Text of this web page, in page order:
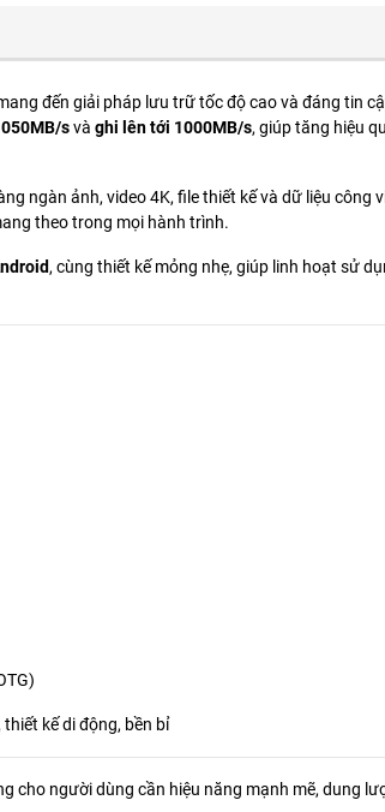
đến giải pháp lưu trữ tốc độ cao và đáng tin
svà ghi lên tới 1000MB/s, giúp tăng hiệu
ngàn ảnh, video 4K, file thiết kế và dữ liệu
theo trong mọi hành trình.
, cùng thiết kế mỏng nhẹ, giúp linh hoạt sử
kế di động, bền bỉ
cho người dùng cần hiệu năng mạnh mẽ, dung